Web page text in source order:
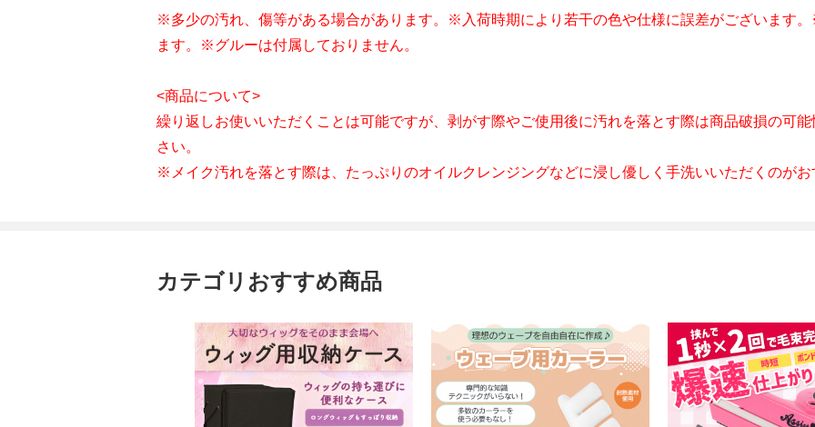
※多少の汚れ、傷等がある場合があります。※入荷時期により若干の色や仕様に誤差がございます
ます。※グルーは付属しておりません。
<商品について>
繰り返しお使いいただくことは可能ですが、剥がす際やご使用後に汚れを落とす際は商品破損の可
さい。
※メイク汚れを落とす際は、たっぷりのオイルクレンジングなどに浸し優しく手洗いいただくのが
カテゴリおすすめ商品